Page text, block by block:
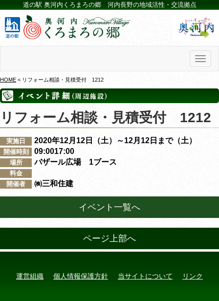
道の駅 奥河内くろまろの郷 河内長野の地域活性・交流拠点
HOME < リフォーム相談・見積受付 1212
リフォーム相談・見積受付 1212
実施日 2020年12月12日（土）～12月12日まで（土）
開催時刻 09:0017:00
場所 バザール広場 1ブース
料金
開催者
㈱三和住建
イベント一覧へ
ページ上部へ
運営組織 個人情報保護方針 当サイトについて リンク